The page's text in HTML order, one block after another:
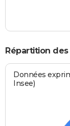
Répartition
Données
Insee)